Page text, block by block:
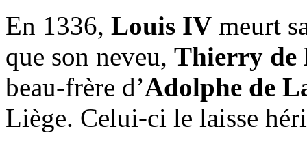
En 1336, Louis IV meurt
que son neveu, Thierry de
beau-frère d’Adolphe de
Liège. Celui-ci le laisse